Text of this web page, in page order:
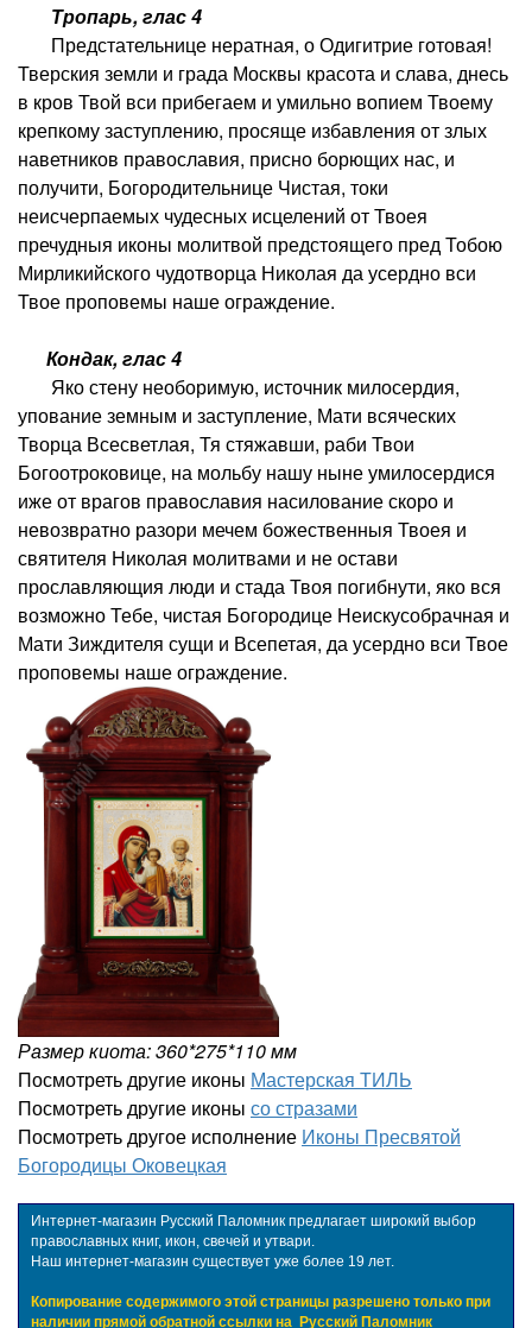
Тропарь, глас 4
Предстательнице нератная, о Одигитрие готовая!
Тверския земли и града Москвы красота и слава, днесь
в кров Твой вси прибегаем и умильно вопием Твоему
крепкому заступлению, просяще избавления от злых
наветников православия, присно борющих нас, и
получити, Богородительнице Чистая, токи
неисчерпаемых чудесных исцелений от Твоея
пречудныя иконы молитвой предстоящего пред Тобою
Мирликийского чудотворца Николая да усердно вси
Твое проповемы наше ограждение.
Кондак, глас 4
Яко стену необоримую, источник милосердия,
упование земным и заступление, Мати всяческих
Творца Всесветлая, Тя стяжавши, раби Твои
Богоотроковице, на мольбу нашу ныне умилосердися
иже от врагов православия насилование скоро и
невозвратно разори мечем божественныя Твоея и
святителя Николая молитвами и не остави
прославляющия люди и стада Твоя погибнути, яко вся
возможно Тебе, чистая Богородице Неискусобрачная и
Мати Зиждителя сущи и Всепетая, да усердно вси Твое
проповемы наше ограждение.
Размер киота: 360*275*110 мм
Посмотреть другие иконы Мастерская ТИЛЬ
Посмотреть другие иконы со стразами
Посмотреть другое исполнение Иконы Пресвятой
Богородицы Оковецкая
Интернет-магазин Русский Паломник предлагает широкий выбор
православных книг, икон, свечей и утвари.
Наш интернет-магазин существует уже более 19 лет.
Копирование содержимого этой страницы разрешено только при
наличии прямой обратной ссылки на Русский Паломник